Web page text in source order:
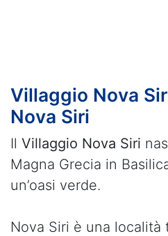
Villaggio Nova
Nova Siri
Il Villaggio Nova Siri
Magna Grecia in
un’oasi verde.
Nova Siri è una